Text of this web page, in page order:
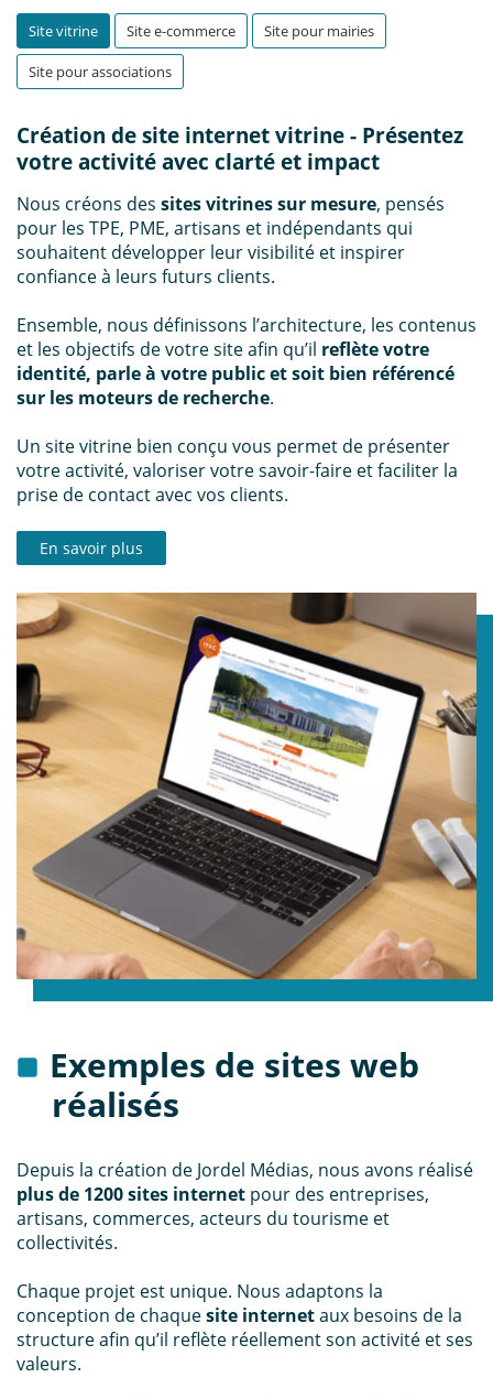
Site vitrine Site e-commerce Site pour mairies
Site pour associations
Création de site internet vitrine - Présentez
votre activité avec clarté et impact
Nous créons des sites vitrines sur mesure, pensés
pour les TPE, PME, artisans et indépendants qui
souhaitent développer leur visibilité et inspirer
confiance à leurs futurs clients.
Ensemble, nous définissons l’architecture, les contenus
et les objectifs de votre site afin qu’il reflète votre
identité, parle à votre public et soit bien référencé
sur les moteurs de recherche.
Un site vitrine bien conçu vous permet de présenter
votre activité, valoriser votre savoir-faire et faciliter la
prise de contact avec vos clients.
En savoir plus
Exemples de sites web
réalisés
Depuis la création de Jordel Médias, nous avons réalisé
plus de 1200 sites internet pour des entreprises,
artisans, commerces, acteurs du tourisme et
collectivités.
Chaque projet est unique. Nous adaptons la
conception de chaquesite internetaux besoins de la
structure afin qu’il reflète réellement son activité et ses
valeurs.